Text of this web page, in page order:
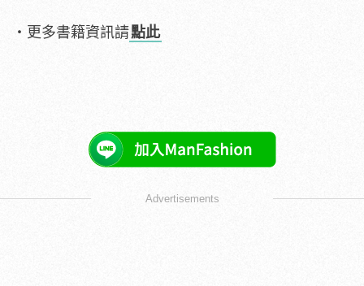
・更多書籍資訊請點此
Advertisements